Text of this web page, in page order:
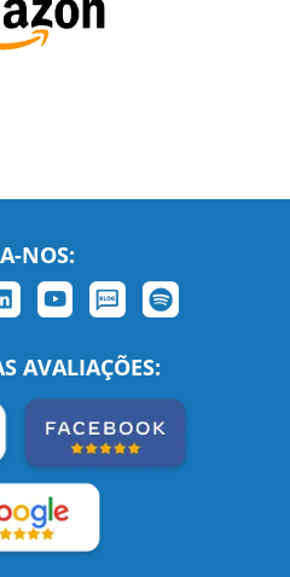
NOS:
AVALIAÇÕES: